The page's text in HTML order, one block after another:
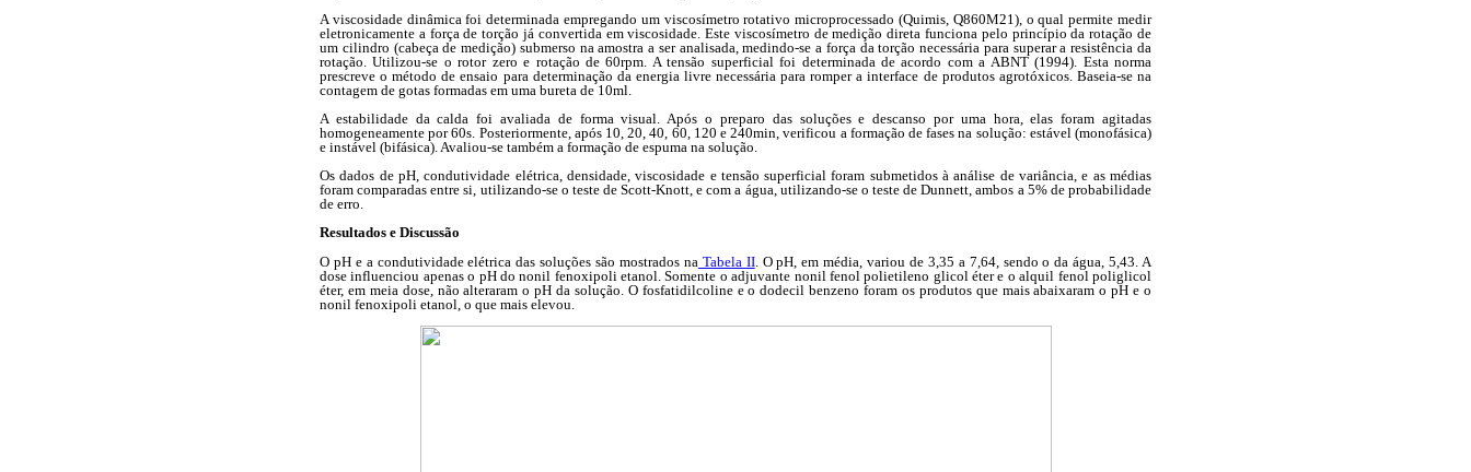
A viscosidade dinâmica foi determinada empregando um viscosímetro rotativo microprocessado (Quimis, Q860M21), o qual permite medir
eletronicamente a força de torção já convertida em viscosidade. Este viscosímetro de medição direta funciona pelo princípio da rotação de
um cilindro (cabeça de medição) submerso na amostra a ser analisada, medindo-se a força da torção necessária para superar a resistência da
rotação. Utilizou-se o rotor zero e rotação de 60rpm. A tensão superficial foi determinada de acordo com a ABNT (1994). Esta norma
prescreve o método de ensaio para determinação da energia livre necessária para romper a interface de produtos agrotóxicos. Baseia-se na
contagem de gotas formadas em uma bureta de 10ml.
A estabilidade da calda foi avaliada de forma visual. Após o preparo das soluções e descanso por uma hora, elas foram agitadas
homogeneamente por 60s. Posteriormente, após 10, 20, 40, 60, 120 e 240min, verificou a formação de fases na solução: estável (monofásica)
e instável (bifásica). Avaliou-se também a formação de espuma na solução.
Os dados de pH, condutividade elétrica, densidade, viscosidade e tensão superficial foram submetidos à análise de variância, e as médias
foram comparadas entre si, utilizando-se o teste de Scott-Knott, e com a água, utilizando-se o teste de Dunnett, ambos a 5% de probabilidade
de erro.
Resultados e Discussão
O pH e a condutividade elétrica das soluções são mostrados na Tabela II. O pH, em média, variou de 3,35 a 7,64, sendo o da água, 5,43. A
dose influenciou apenas o pH do nonil fenoxipoli etanol. Somente o adjuvante nonil fenol polietileno glicol éter e o alquil fenol poliglicol
éter, em meia dose, não alteraram o pH da solução. O fosfatidilcoline e o dodecil benzeno foram os produtos que mais abaixaram o pH e o
nonil fenoxipoli etanol, o que mais elevou.